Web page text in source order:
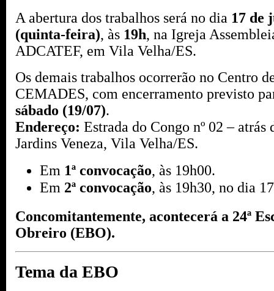
A abertura dos trabalhos será no dia 17 de
(quinta-feira), às 19h, na Igreja
ADCATEF, em Vila Velha/ES.
Os demais trabalhos ocorrerão no Centro
CEMADES, com encerramento previsto
sábado (19/07).
Endereço: Estrada do Congo nº 02 –
Jardins Veneza, Vila Velha/ES.
Em 1ª convocação, às 19h00.
Em 2ª convocação, às 19h30, no dia
Concomitantemente, acontecerá a 24ª
Obreiro (EBO).
Tema da EBO